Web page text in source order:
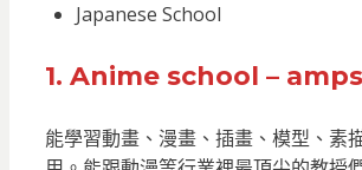
Japanese School
1. Anime school – amps
能學習動畫、漫畫、插畫、模型、素